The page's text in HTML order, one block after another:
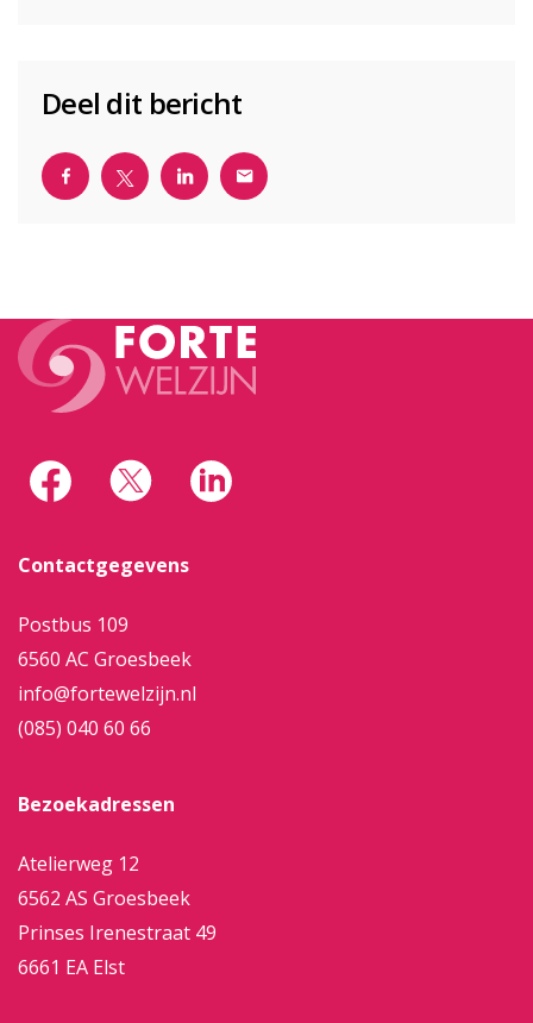
Deel dit bericht
Contactgegevens
Postbus 109
6560 AC Groesbeek
info@fortewelzijn.nl
(085) 040 60 66
Bezoekadressen
Atelierweg 12
6562 AS Groesbeek
Prinses Irenestraat 49
6661 EA Elst